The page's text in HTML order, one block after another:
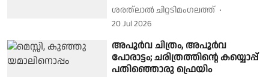
ശരത്‌ലാൽ ചിറ്റടിമംഗലത്ത്
20 Jul 2026
അപൂര്‍വ ചിത്രം, അപൂര്‍വ
പോരാട്ടം; ചരിത്രത്തിന്റെ കയ്യൊപ്പ്
പതിഞ്ഞൊരു ഫ്രെയിം